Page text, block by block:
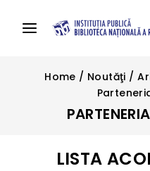
Home / Noutăţi /
LISTA